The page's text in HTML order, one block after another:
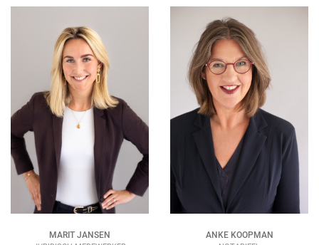
MARIT JANSEN ANKE KOOPMAN